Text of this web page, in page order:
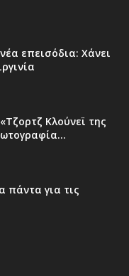
επεισόδια: Χάνει
Κλούνεϊ της
πάντα για τις